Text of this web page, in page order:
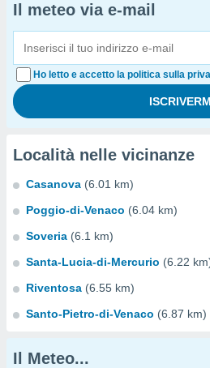
Il meteo via e-mail
Ho letto e accetto la politica sulla
Località nelle vicinanze
Casanova (6.01 km)
Poggio-di-Venaco (6.04 km)
Soveria (6.1 km)
Santa-Lucia-di-Mercurio (6.22
Riventosa (6.55 km)
Santo-Pietro-di-Venaco (6.87 km)
Il Meteo...